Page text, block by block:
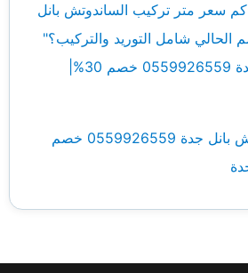
سعر متر تركيب الساندوتش بانل
شامل التوريد والتركيب؟"
ساندوتش بانل جدة 0559926559 خصم 30%|
ساندوتش بانل جدة 0559926559 خصم